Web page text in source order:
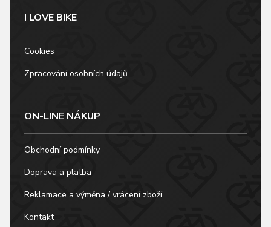
I LOVE BIKE
Cookies
Zpracování osobních údajů
ON-LINE NÁKUP
Obchodní podmínky
Doprava a platba
Reklamace a výměna / vrácení zboží
Kontakt